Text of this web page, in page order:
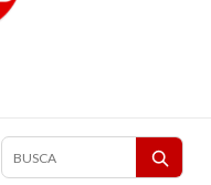
Pesquisar